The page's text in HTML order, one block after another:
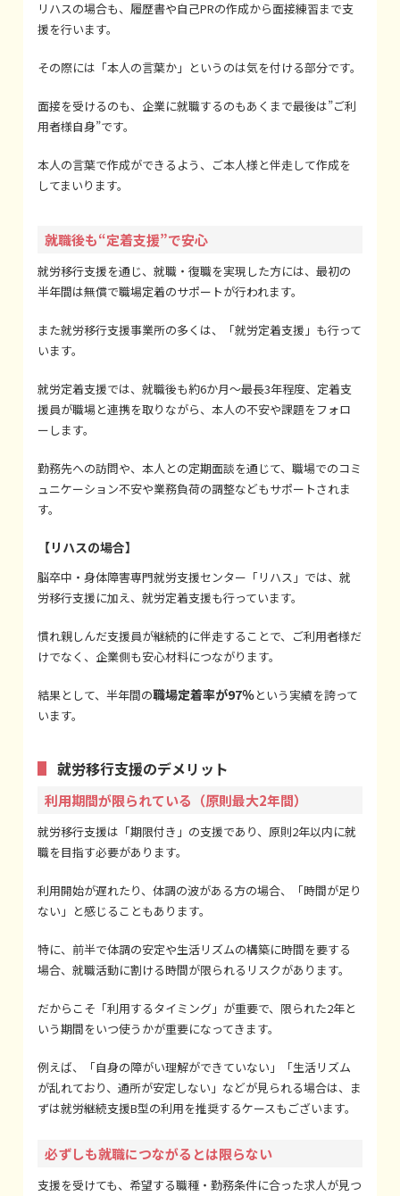
リハスの場合も、履歴書や自己PRの作成から面接練習まで支
援を行います。
その際には「本人の言葉か」というのは気を付ける部分です。
面接を受けるのも、企業に就職するのもあくまで最後は”ご利
用者様自身”です。
本人の言葉で作成ができるよう、ご本人様と伴走して作成を
してまいります。
就職後も“定着支援”で安心
就労移行支援を通じ、就職・復職を実現した方には、最初の
半年間は無償で職場定着のサポートが行われます。
また就労移行支援事業所の多くは、「就労定着支援」も行って
います。
就労定着支援では、就職後も約6か月～最長3年程度、定着支
援員が職場と連携を取りながら、本人の不安や課題をフォロ
ーします。
勤務先への訪問や、本人との定期面談を通じて、職場でのコミ
ュニケーション不安や業務負荷の調整などもサポートされま
す。
【リハスの場合】
脳卒中・身体障害専門就労支援センター「リハス」では、就
労移行支援に加え、就労定着支援も行っています。
慣れ親しんだ支援員が継続的に伴走することで、ご利用者様だ
けでなく、企業側も安心材料につながります。
結果として、半年間の職場定着率が97％という実績を誇って
います。
就労移行支援のデメリット
利用期間が限られている（原則最大2年間）
就労移行支援は「期限付き」の支援であり、原則2年以内に就
職を目指す必要があります。
利用開始が遅れたり、体調の波がある方の場合、「時間が足り
ない」と感じることもあります。
特に、前半で体調の安定や生活リズムの構築に時間を要する
場合、就職活動に割ける時間が限られるリスクがあります。
だからこそ「利用するタイミング」が重要で、限られた2年と
いう期間をいつ使うかが重要になってきます。
例えば、「自身の障がい理解ができていない」「生活リズム
が乱れており、通所が安定しない」などが見られる場合は、ま
ずは就労継続支援B型の利用を推奨するケースもございます。
必ずしも就職につながるとは限らない
支援を受けても、希望する職種・勤務条件に合った求人が見つ